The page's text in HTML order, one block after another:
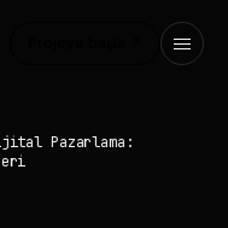
Pazarlama: